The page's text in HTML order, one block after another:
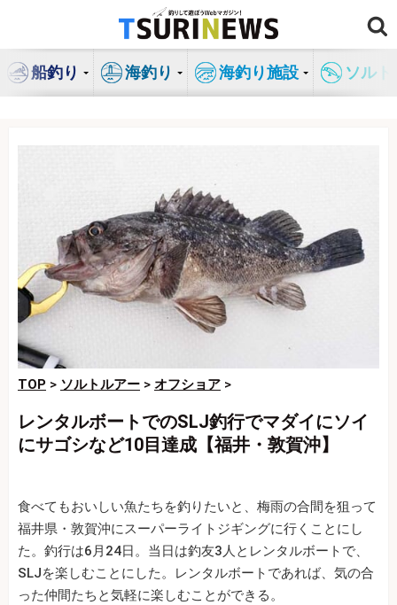
ン
船釣り 海釣り 海釣り施設 ソル
TOP > ソルトルアー > オフショア >
レンタルボートでのSLJ釣行でマダイにソイ
にサゴシなど10目達成【福井・敦賀沖】
食べてもおいしい魚たちを釣りたいと、梅雨の合間を狙って
福井県・敦賀沖にスーパーライトジギングに行くことにし
た。釣行は6月24日。当日は釣友3人とレンタルボートで、
SLJを楽しむことにした。レンタルボートであれば、気の合
った仲間たちと気軽に楽しむことができる。